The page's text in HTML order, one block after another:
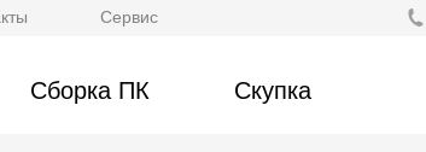
Сервис
Скупка
Сборка ПК